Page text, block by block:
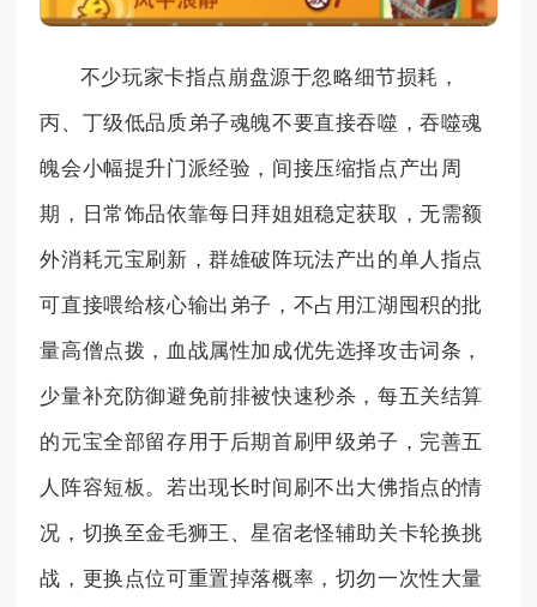
不少玩家卡指点崩盘源于忽略细节损耗，
丙、丁级低品质弟子魂魄不要直接吞噬，吞噬魂
魄会小幅提升门派经验，间接压缩指点产出周
期，日常饰品依靠每日拜姐姐稳定获取，无需额
外消耗元宝刷新，群雄破阵玩法产出的单人指点
可直接喂给核心输出弟子，不占用江湖囤积的批
量高僧点拨，血战属性加成优先选择攻击词条，
少量补充防御避免前排被快速秒杀，每五关结算
的元宝全部留存用于后期首刷甲级弟子，完善五
人阵容短板。若出现长时间刷不出大佛指点的情
况，切换至金毛狮王、星宿老怪辅助关卡轮换挑
战，更换点位可重置掉落概率，切勿一次性大量